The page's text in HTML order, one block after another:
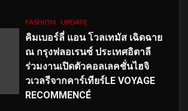
FASHION UPDATE
คิมเบอร์ลี่ แอน โวลเทมัส เฉิดฉาย
ณ กรุงฟลอเรนซ์ ประเทศอิตาลี
ร่วมงานเปิดตัวคอลเลคชั่นไฮจิ
วเวลรีจากคาร์เทียร์LE VOYAGE
RECOMMENCÉ